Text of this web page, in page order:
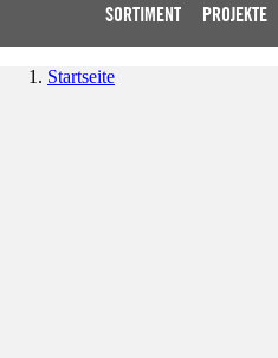
SORTIMENT PROJEKTE
Startseite